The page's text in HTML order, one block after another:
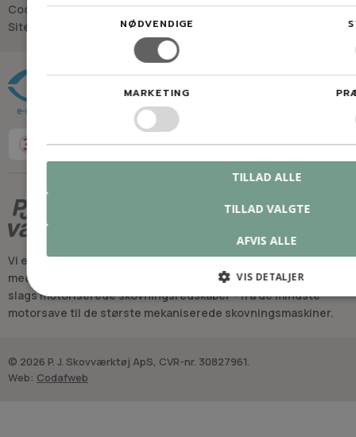
- Jan “Savdoktoren” Østergaard
Cookies
Sitemap
Vi er Danmarks suverænt mest velassorterede forretning
med professionelt udstyr, reservedele og sliddele til alle
slags motoriserede skovningsredskaber - fra de mindste
motorsave til de største mekaniserede skovningsmaskiner.
© 2026 P. J. Skovværktøj ApS, CVR-nr. 30827961.
Web: Codafweb
NØDVENDIGE
MARKETING
TILLAD VALGTE
TILLAD ALLE
AFVIS ALLE
VIS DETALJER